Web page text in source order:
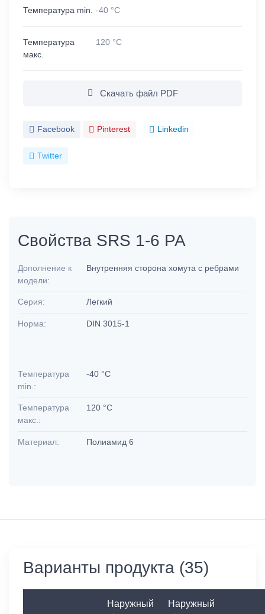
Температура min. -40 °C
Температура
макс.
120 °C
Скачать файл PDF
Facebook Pinterest Linkedin
Twitter
Свойства SRS 1-6 PA
Дополнение к
модели:
Внутренняя сторона хомута с ребрами
Серия: Легкий
Норма: DIN 3015-1
Температура
min.:
-40 °C
Температура
макс.:
120 °C
Материал: Полиамид 6
Варианты продукта (35)
Наружный
Наружный